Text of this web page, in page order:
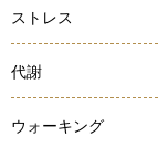
ストレス
代謝
ウォーキング